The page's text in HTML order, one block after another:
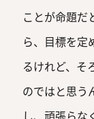
ことが命題だ
ら、目標を定
るけれど、そ
のではと思う